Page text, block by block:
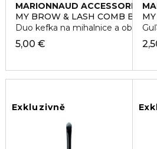
MARIONNAUD ACCESSORIES
MY BROW & LASH COMB
Duo kefka na mihalnice a obočie
5,00 €
Exkluzivně